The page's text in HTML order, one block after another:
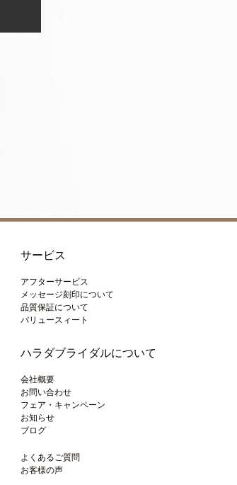
サービス
アフターサービス
メッセージ刻印について
品質保証について
バリュースィート
ハラダブライダルについて
会社概要
お問い合わせ
フェア・キャンペーン
お知らせ
ブログ
よくあるご質問
お客様の声